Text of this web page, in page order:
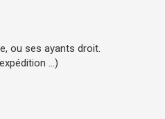
ou ses ayants droit.
...)